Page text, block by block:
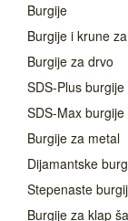
Burgije
Burgije i krune
Burgije za drvo
SDS-Plus
SDS-Max
Burgije za metal
Dijamantske
Stepenaste
Burgije za klap